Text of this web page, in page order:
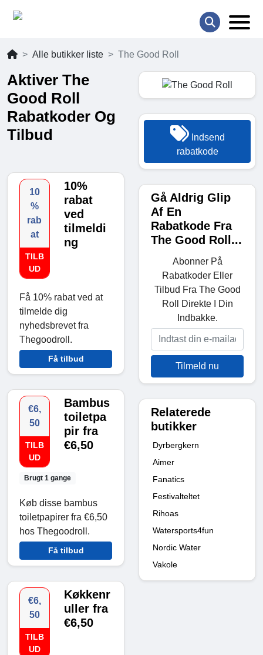
Alle butikker liste The Good Roll
Aktiver The
Good Roll
Rabatkoder Og
Tilbud
10
%
rab
at
TILB
UD
10%
rabat
ved
tilmeldi
ng
Få 10% rabat ved at
tilmelde dig
nyhedsbrevet fra
Thegoodroll.
Få tilbud
€6,
50
TILB
UD
Brugt 1 gange
Bambus
toiletpa
pir fra
€6,50
Køb disse bambus
toiletpapirer fra €6,50
hos Thegoodroll.
Få tilbud
€6,
50
TILB
UD
Køkkenr
uller fra
€6,50
Indsend
rabatkode
Gå Aldrig Glip
Af En
Rabatkode Fra
The Good Roll...
Abonner På
Rabatkoder Eller
Tilbud Fra The Good
Roll Direkte I Din
Indbakke.
Tilmeld nu
Relaterede
butikker
Dyrbergkern
Aimer
Fanatics
Festivalteltet
Rihoas
Watersports4fun
Nordic Water
Vakole